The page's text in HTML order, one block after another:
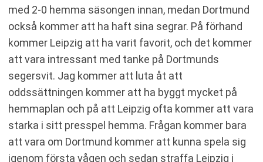
med 2-0 hemma säsongen innan, medan Dortmund
också kommer att ha haft sina segrar. På förhand
kommer Leipzig att ha varit favorit, och det kommer
att vara intressant med tanke på Dortmunds
segersvit. Jag kommer att luta åt att
oddssättningen kommer att ha byggt mycket på
hemmaplan och på att Leipzig ofta kommer att vara
starka i sitt presspel hemma. Frågan kommer bara
att vara om Dortmund kommer att kunna spela sig
igenom första vågen och sedan straffa Leipzig i